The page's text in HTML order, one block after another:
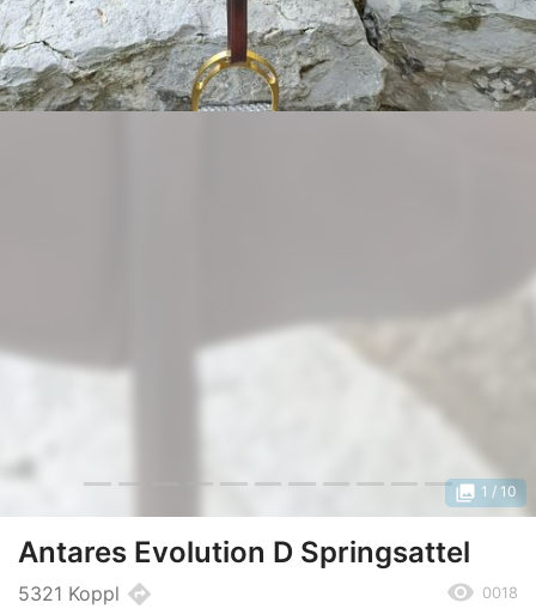
photo_library 1 / 10
Antares Evolution D Springsattel
5321 Koppl directions remove_red_eye 0018